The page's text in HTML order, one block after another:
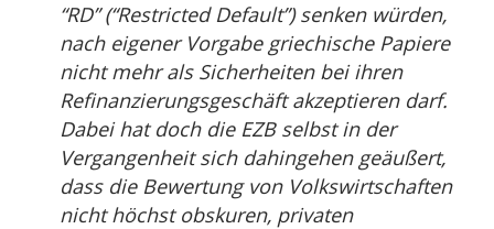
“RD” (“Restricted Default”) senken würden,
nach eigener Vorgabe griechische Papiere
nicht mehr als Sicherheiten bei ihren
Refinanzierungsgeschäft akzeptieren darf.
Dabei hat doch die EZB selbst in der
Vergangenheit sich dahingehen geäußert,
dass die Bewertung von Volkswirtschaften
nicht höchst obskuren, privaten